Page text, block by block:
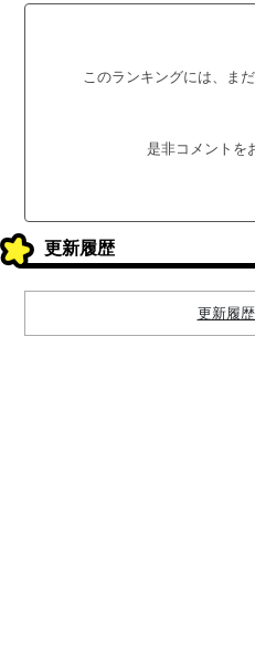
このランキングには、ま
是非コメントを
更新履歴
更新履